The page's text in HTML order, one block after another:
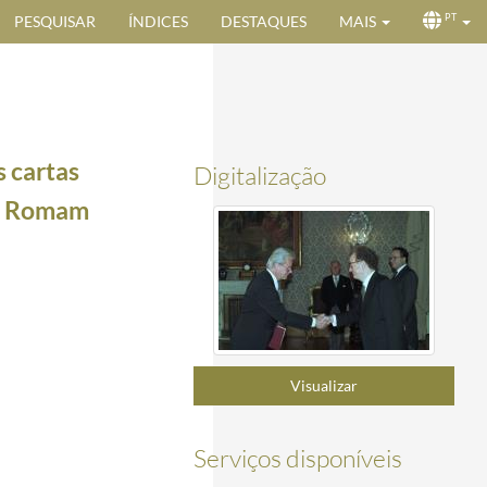
PESQUISAR ÍNDICES DESTAQUES MAIS PT
5 de março de 1997
1997-03-05/1997-03-05
Digitalização
Visualizar
Serviços disponíveis
cartas